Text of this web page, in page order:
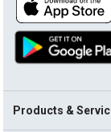
Products &